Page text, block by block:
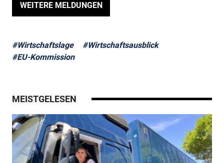
WEITERE MELDUNGEN
#Wirtschaftslage
#Wirtschaftsausblick
#EU-Kommission
MEISTGELESEN